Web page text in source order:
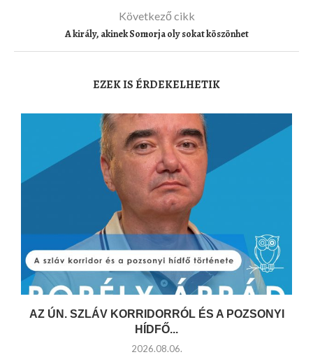
Következő cikk
A király, akinek Somorja oly sokat köszönhet
EZEK IS ÉRDEKELHETIK
AZ ÚN. SZLÁV KORRIDORRÓL ÉS A POZSONYI
HÍDFŐ...
2026.08.06.